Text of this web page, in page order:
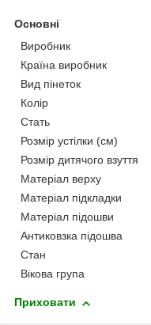
Основні
Виробник
Країна виробник
Вид пінеток
Колір
Стать
Розмір устілки (см)
Розмір дитячого взуття
Матеріал верху
Матеріал підкладки
Матеріал підошви
Антиковзка підошва
Стан
Вікова група
Приховати